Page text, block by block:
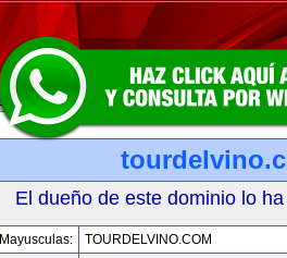
El dueño de este dominio lo
Mayusculas:
TOURDELVINO.COM